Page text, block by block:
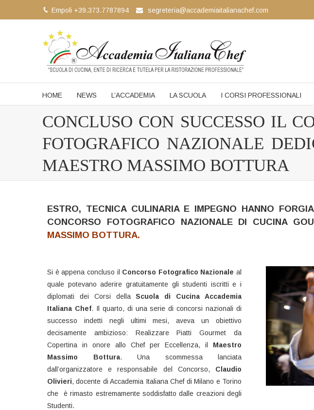
Empoli +39.373.7787894 segreteria@accademiaitalianachef.com
HOME NEWS L’ACCADEMIA LA SCUOLA I CORSI PROFESSIONALI
CONCLUSO CON SUCCESSO IL
FOTOGRAFICO NAZIONALE
MAESTRO MASSIMO BOTTURA
ESTRO, TECNICA CULINARIA E IMPEGNO HANNO
CONCORSO FOTOGRAFICO NAZIONALE DI CUCINA
MASSIMO BOTTURA.
Si è appena concluso il Concorso Fotografico Nazionale al
quale potevano aderire gratuitamente gli studenti iscritti e i
diplomati dei Corsi dellaScuola di Cucina Accademia
Italiana Chef. Il quarto, di una serie di concorsi nazionali di
successo indetti negli ultimi mesi, aveva un obiettivo
decisamente ambizioso: Realizzare Piatti Gourmet da
Copertina in onore allo Chef per Eccellenza, il Maestro
Massimo Bottura. Una scommessa lanciata
dall’organizzatore e responsabile del Concorso, Claudio
Olivieri, docente di Accademia Italiana Chef di Milano e Torino
che è rimasto estremamente soddisfatto dalle creazioni degli
Studenti.